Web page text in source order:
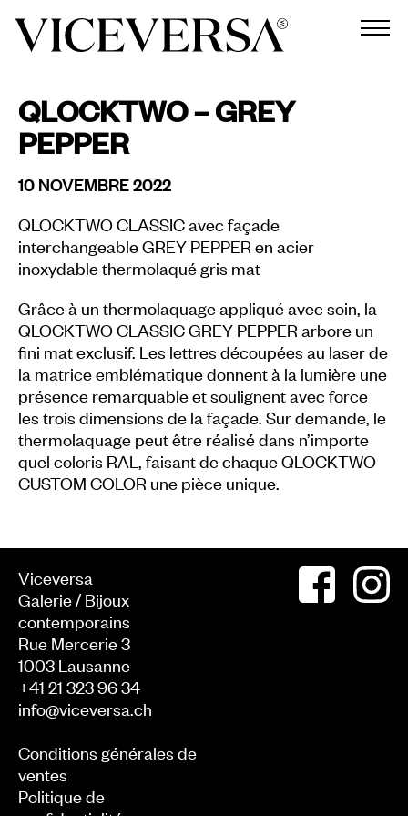
QLOCKTWO – GREY
PEPPER
10 NOVEMBRE 2022
QLOCKTWO CLASSIC avec façade
interchangeable GREY PEPPER en acier
inoxydable thermolaqué gris mat
Grâce à un thermolaquage appliqué avec soin, la
QLOCKTWO CLASSIC GREY PEPPER arbore un
fini mat exclusif. Les lettres découpées au laser de
la matrice emblématique donnent à la lumière une
présence remarquable et soulignent avec force
les trois dimensions de la façade. Sur demande, le
thermolaquage peut être réalisé dans n’importe
quel coloris RAL, faisant de chaque QLOCKTWO
CUSTOM COLOR une pièce unique.
Viceversa
Galerie / Bijoux
contemporains
Rue Mercerie 3
1003 Lausanne
+41 21 323 96 34
info@viceversa.ch
Conditions générales de
ventes
Politique de